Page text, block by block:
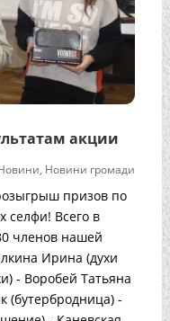
акции
, Новини громади
призов по
селфи! Всего в
членов нашей
Ирина (духи
- Воробей Татьяна
(бутербродница) -